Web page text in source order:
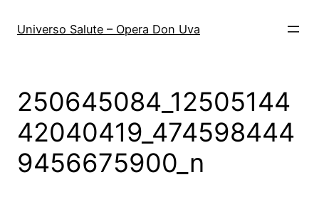
Universo Salute – Opera Don Uva
250645084_12505144
42040419_474598444
9456675900_n